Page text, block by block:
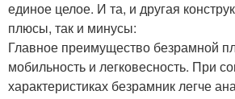
единое целое. И та, и другая
плюсы, так и минусы:
Главное преимущество безрамной
мобильность и легковесность. При
характеристиках безрамник легче